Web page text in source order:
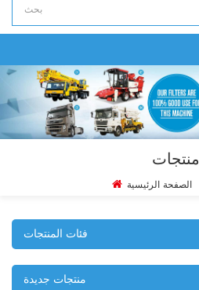
منتجات
الصفحة الرئيسية
فئات المنتجات
منتجات جديدة